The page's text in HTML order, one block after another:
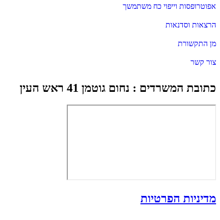
אפוטרופסות וייפוי כח משתמשך
הרצאות וסדנאות
מן התקשורת
צור קשר
כתובת המשרדים : נחום גוטמן 41 ראש העין
מדיניות הפרטיות